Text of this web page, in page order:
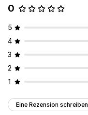
0
5
4
3
2
1
Eine Rezension schreiben